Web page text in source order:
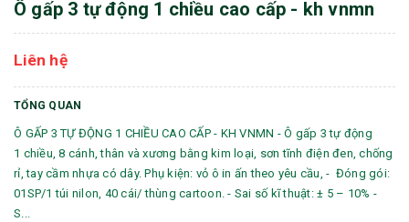
Ô gấp 3 tự động 1 chiều cao cấp - kh vnmn
Liên hệ
TỔNG QUAN
Ô GẤP 3 TỰ ĐỘNG 1 CHIỀU CAO CẤP - KH VNMN - Ô gấp 3 tự động
1 chiều, 8 cánh, thân và xương bằng kim loại, sơn tĩnh điện đen, chống
rỉ, tay cầm nhựa có dây. Phụ kiện: vỏ ô in ấn theo yêu cầu, - Đóng gói:
01SP/1 túi nilon, 40 cái/ thùng cartoon. - Sai số kĩ thuật: ± 5 – 10% -
S...